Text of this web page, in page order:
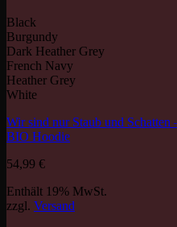
Black
Burgundy
Dark Heather Grey
French Navy
Heather Grey
White
Wir sind nur Staub und
BIO Hoodie
54,99 €
Enthält 19% MwSt.
zzgl. Versand